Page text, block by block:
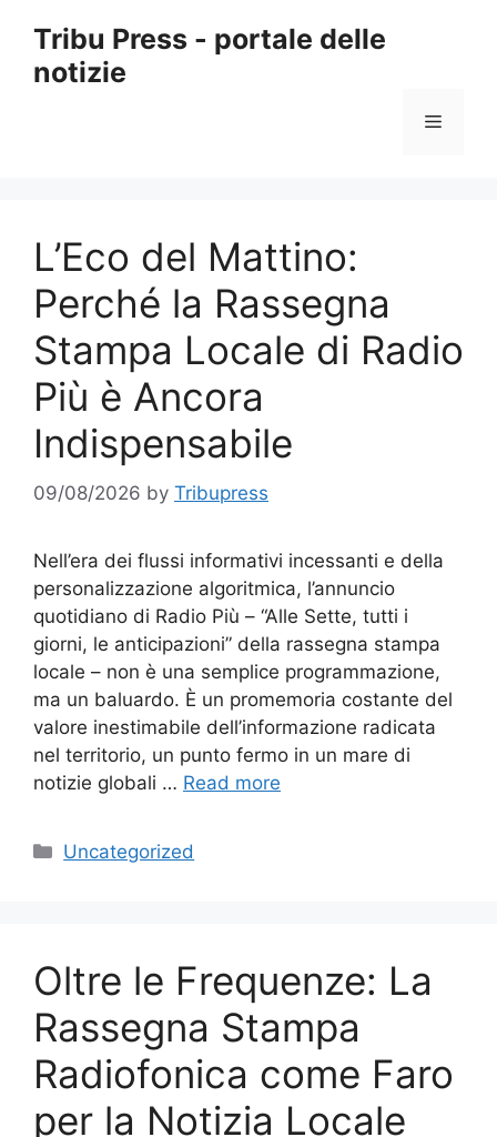
content
Tribu Press - portale delle
notizie
Menu
L’Eco del Mattino:
Perché la Rassegna
Stampa Locale di Radio
Più è Ancora
Indispensabile
09/08/2026 by Tribupress
Nell’era dei flussi informativi incessanti e della
personalizzazione algoritmica, l’annuncio
quotidiano di Radio Più – “Alle Sette, tutti i
giorni, le anticipazioni” della rassegna stampa
locale – non è una semplice programmazione,
ma un baluardo. È un promemoria costante del
valore inestimabile dell’informazione radicata
nel territorio, un punto fermo in un mare di
notizie globali … Read more
Categories
Uncategorized
Oltre le Frequenze: La
Rassegna Stampa
Radiofonica come Faro
per la Notizia Locale